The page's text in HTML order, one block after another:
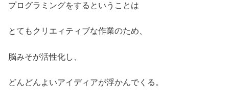
プログラミングをするということは
とてもクリエィティブな作業のため、
脳みそが活性化し、
どんどんよいアイディアが浮かんでくる。